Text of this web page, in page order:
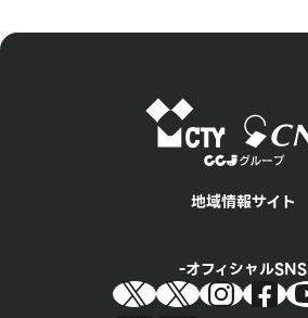
地域情報サイト
オフィシャルSNS